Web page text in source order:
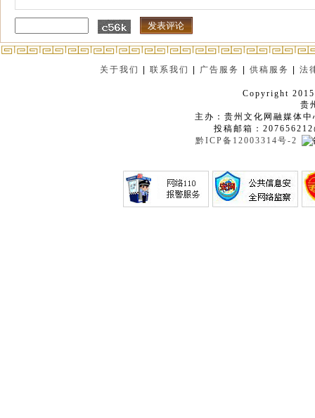
关于我们 |联系我们 广告服务 |供稿服务 |法
Copyright
贵
主办：贵州文化网融媒体
投稿邮箱：
黔ICP备12003314号-2